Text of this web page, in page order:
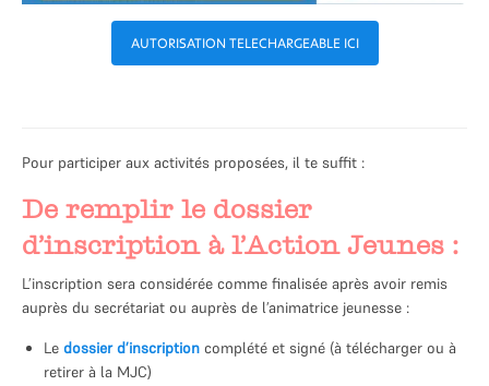
AUTORISATION TELECHARGEABLE ICI
Pour participer aux activités proposées, il te suffit :
De remplir le dossier
d’inscription à l’Action Jeunes :
L’inscription sera considérée comme finalisée après avoir remis
auprès du secrétariat ou auprès de l’animatrice jeunesse :
Le dossier d’inscription complété et signé (à télécharger ou à
retirer à la MJC)